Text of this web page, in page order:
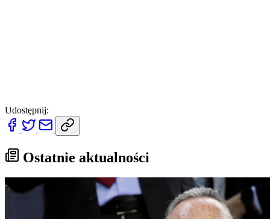
Udostępnij:
Ostatnie aktualności